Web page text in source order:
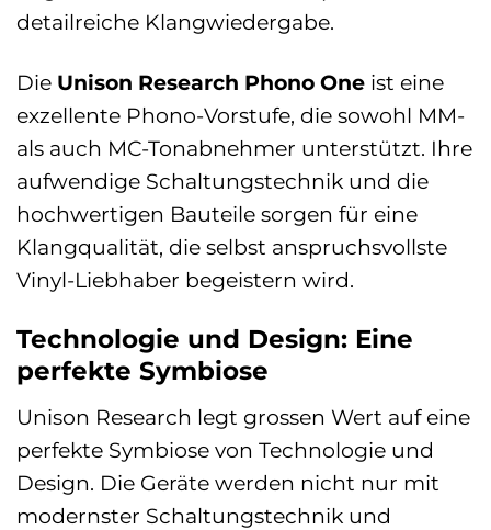
detailreiche Klangwiedergabe.
Die Unison Research Phono One ist eine
exzellente Phono-Vorstufe, die sowohl MM-
als auch MC-Tonabnehmer unterstützt. Ihre
aufwendige Schaltungstechnik und die
hochwertigen Bauteile sorgen für eine
Klangqualität, die selbst anspruchsvollste
Vinyl-Liebhaber begeistern wird.
Technologie und Design: Eine
perfekte Symbiose
Unison Research legt grossen Wert auf eine
perfekte Symbiose von Technologie und
Design. Die Geräte werden nicht nur mit
modernster Schaltungstechnik und